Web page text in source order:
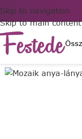
Skip to navigation
Skip to main content